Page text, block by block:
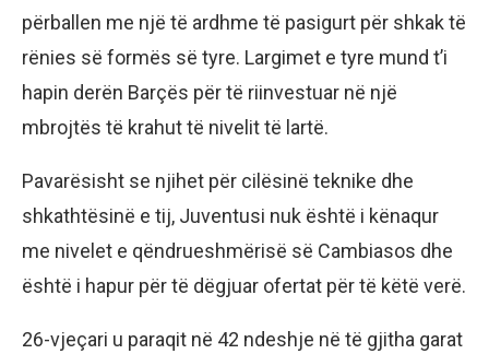
përballen me një të ardhme të pasigurt për shkak të
rënies së formës së tyre. Largimet e tyre mund t’i
hapin derën Barçës për të riinvestuar në një
mbrojtës të krahut të nivelit të lartë.
Pavarësisht se njihet për cilësinë teknike dhe
shkathtësinë e tij, Juventusi nuk është i kënaqur
me nivelet e qëndrueshmërisë së Cambiasos dhe
është i hapur për të dëgjuar ofertat për të këtë verë.
26-vjeçari u paraqit në 42 ndeshje në të gjitha garat